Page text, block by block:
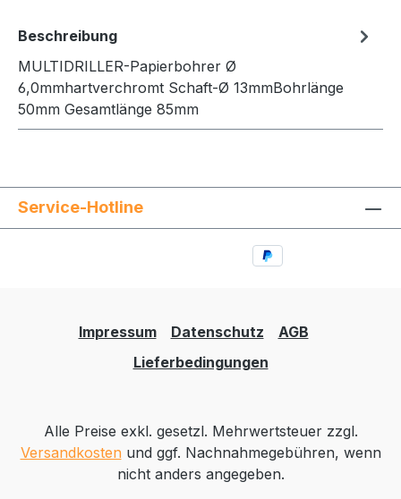
Beschreibung
MULTIDRILLER-Papierbohrer Ø
6,0mmhartverchromt Schaft-Ø 13mmBohrlänge
50mm Gesamtlänge 85mm
Service-Hotline
Impressum Datenschutz
AGB
Lieferbedingungen
Alle Preise exkl. gesetzl. Mehrwertsteuer zzgl.
Versandkosten und ggf. Nachnahmegebühren, wenn
nicht anders angegeben.